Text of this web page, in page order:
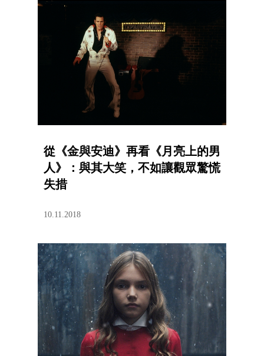
從《金與安迪》再看《月亮上的男
人》：與其大笑，不如讓觀眾驚慌
失措
10.11.2018